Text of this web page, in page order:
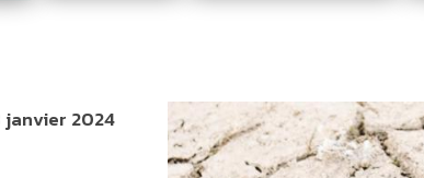
janvier 2024